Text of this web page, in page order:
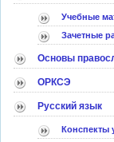
Учебные
Зачетные
Основы
ОРКСЭ
Русский язык
Конспекты